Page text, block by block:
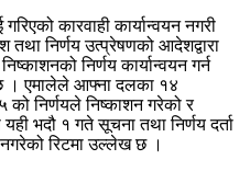
कारवाही कार्यान्वयन नगरी
तथा निर्णय उत्प्रेषणको आदेशद्वारा
निर्णय कार्यान्वयन गर्न
छ । एमालेले आफ्ना दलका १४
निर्णयले निष्काशन गरेको र
भदौ १ गते सूचना तथा निर्णय दर्ता
नगरेको रिटमा उल्लेख छ ।